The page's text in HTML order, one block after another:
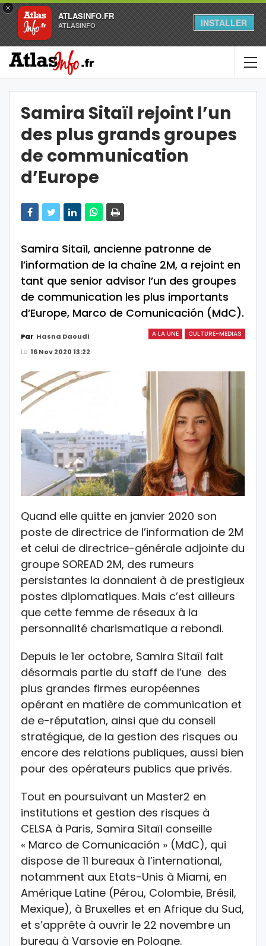
×
ATLASINFO.FR
ATLASINFO INSTALLER
Samira Sitaïl rejoint l’un
des plus grands groupes
de communication
d’Europe
Samira Sitaïl, ancienne patronne de
l’information de la chaîne 2M, a rejoint en
tant que senior advisor l’un des groupes
de communication les plus importants
d’Europe, Marco de Comunicación (MdC).
A LA UNE CULTURE-MEDIAS
Par Hasna Daoudi
Le 16 Nov 2020 13:22
Quand elle quitte en janvier 2020 son
poste de directrice de l’information de 2M
et celui de directrice-générale adjointe du
groupe SOREAD 2M, des rumeurs
persistantes la donnaient à de prestigieux
postes diplomatiques. Mais c’est ailleurs
que cette femme de réseaux à la
personnalité charismatique a rebondi.
Depuis le 1er octobre, Samira Sitaïl fait
désormais partie du staff de l’une des
plus grandes firmes européennes
opérant en matière de communication et
de e-réputation, ainsi que du conseil
stratégique, de la gestion des risques ou
encore des relations publiques, aussi bien
pour des opérateurs publics que privés.
Tout en poursuivant un Master2 en
institutions et gestion des risques à
CELSA à Paris, Samira Sitaïl conseille
« Marco de Comunicación » (MdC), qui
dispose de 11 bureaux à l’international,
notamment aux Etats-Unis à Miami, en
Amérique Latine (Pérou, Colombie, Brésil,
Mexique), à Bruxelles et en Afrique du Sud,
et s’apprête à ouvrir le 22 novembre un
bureau à Varsovie en Pologne.